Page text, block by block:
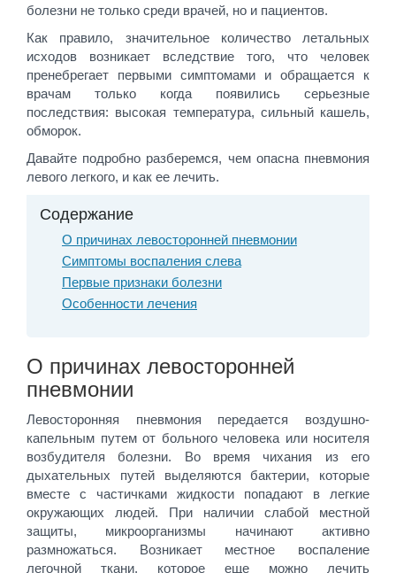
болезни не только среди врачей, но и пациентов.
Как правило, значительное количество летальных
исходов возникает вследствие того, что человек
пренебрегает первыми симптомами и обращается к
врачам только когда появились серьезные
последствия: высокая температура, сильный кашель,
обморок.
Давайте подробно разберемся, чем опасна пневмония
левого легкого, и как ее лечить.
Содержание
О причинах левосторонней пневмонии
Симптомы воспаления слева
Первые признаки болезни
Особенности лечения
О причинах левосторонней
пневмонии
Левосторонняя пневмония передается воздушно-
капельным путем от больного человека или носителя
возбудителя болезни. Во время чихания из его
дыхательных путей выделяются бактерии, которые
вместе с частичками жидкости попадают в легкие
окружающих людей. При наличии слабой местной
защиты, микроорганизмы начинают активно
размножаться. Возникает местное воспаление
легочной ткани, которое еще можно лечить